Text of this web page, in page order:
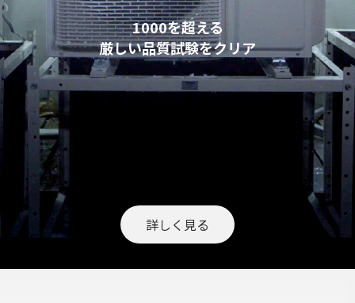
1000を超える
厳しい品質試験をクリア
詳しく見る